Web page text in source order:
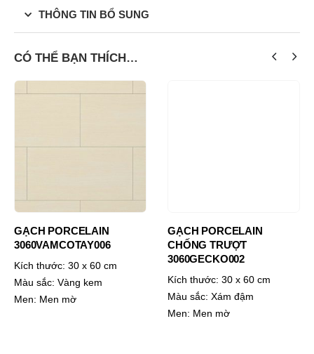
THÔNG TIN BỔ SUNG
CÓ THỂ BẠN THÍCH…
GẠCH PORCELAIN
3060VAMCOTAY006
Kích thước: 30 x 60 cm
Màu sắc: Vàng kem
Men: Men mờ
GẠCH PORCELAIN
CHỐNG TRƯỢT
3060GECKO002
Kích thước: 30 x 60 cm
Màu sắc: Xám đậm
Men: Men mờ